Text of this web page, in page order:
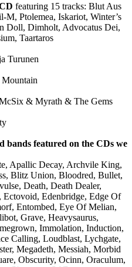
featuring 15 tracks: Blut Aus
Ptolemea, Iskariot, Winter’s
Doll, Dimholt, Advocatus Dei,
Taartaros
Turunen
& Myrath & The Gems
bands featured on the CDs we
Apallic Decay, Archvile King,
Blitz Union, Bloodred, Bullet,
Death, Death Dealer,
Ectovoid, Edenbridge, Edge Of
Entombed, Eye Of Melian,
Grave, Heavysaurus,
Immolation, Induction,
Calling, Loudblast, Lychgate,
Megadeth, Messiah, Morbid
Obscurity, Ocinn, Oraculum,